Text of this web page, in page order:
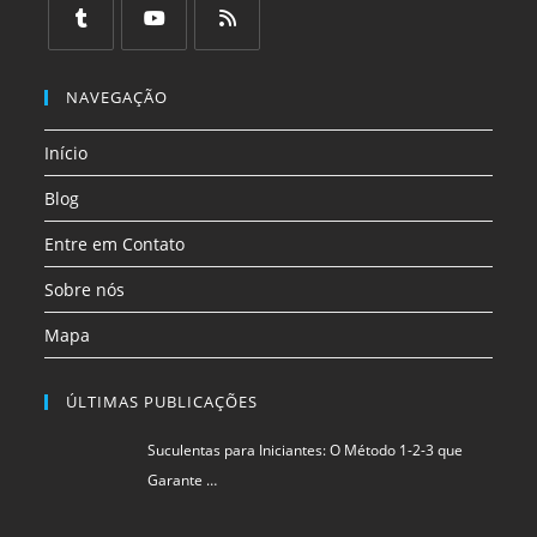
uma
aba
em
uma
aba
uma
em
nova
aba
em
aba
aba
NAVEGAÇÃO
Início
Blog
Entre em Contato
Sobre nós
Mapa
ÚLTIMAS PUBLICAÇÕES
Suculentas para Iniciantes: O Método 1-2-3 que
Garante …